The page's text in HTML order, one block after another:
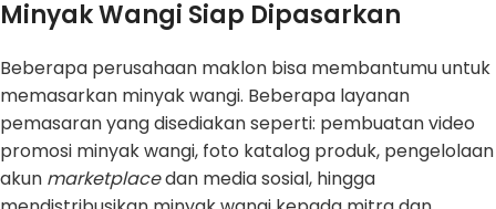
Minyak Wangi Siap Dipasarkan
Beberapa perusahaan maklon bisa membantumu untuk
memasarkan minyak wangi. Beberapa layanan
pemasaran yang disediakan seperti: pembuatan video
promosi minyak wangi, foto katalog produk, pengelolaan
akun marketplacedan media sosial, hingga